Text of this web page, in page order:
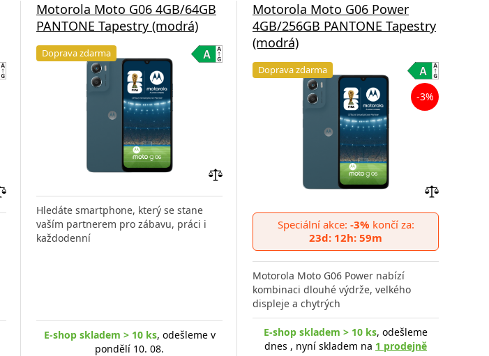
porovnání
Motorola Moto G06 4GB/64GB
PANTONE Tapestry (modrá)
Doprava zdarma
porovnání
Hledáte smartphone, který se stane
vaším partnerem pro zábavu, práci i
každodenní
E-shop skladem > 10 ks, odešleme v
pondělí 10. 08.
Motorola Moto G06 Power
4GB/256GB PANTONE Tapestry
(modrá)
Doprava zdarma
-3%
do
Speciální akce: -3% končí za:
23d: 12h: 59m
Motorola Moto G06 Power nabízí
kombinaci dlouhé výdrže, velkého
displeje a chytrých
E-shop skladem > 10 ks, odešleme
dnes , nyní skladem na 1 prodejně